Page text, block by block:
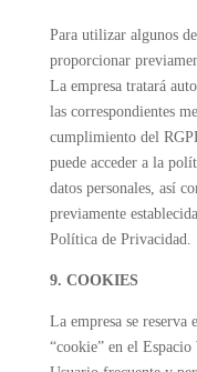
Para utilizar algunos
proporcionar
La empresa tratará
las correspondientes
cumplimiento del
puede acceder a la
datos personales, así
previamente
Política de Privacidad.
9. COOKIES
La empresa se
“cookie” en el